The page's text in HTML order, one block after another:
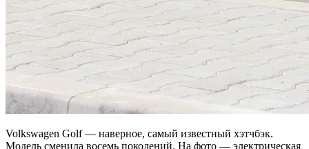
Volkswagen Golf — наверное, самый известный хэтчбэк.
Модель сменила восемь поколений. На фото — электрическая